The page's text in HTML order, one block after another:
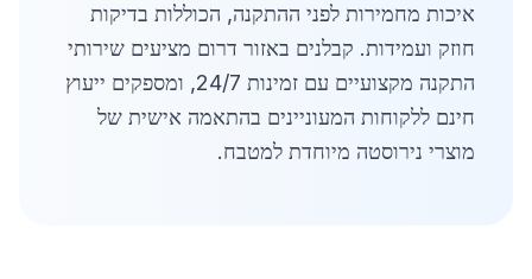
איכות מחמירות לפני ההתקנה, הכוללות בדיקות
חוזק ועמידות. קבלנים באזור דרום מציעים שירותי
התקנה מקצועיים עם זמינות 24/7, ומספקים ייעוץ
חינם ללקוחות המעוניינים בהתאמה אישית של
מוצרי נירוסטה מיוחדת למטבח.